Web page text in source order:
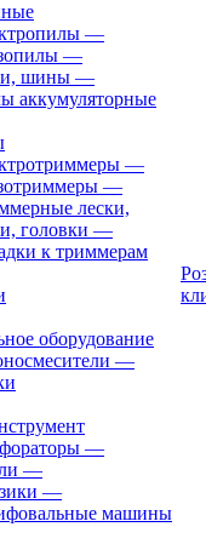
—
—
шины —
аккумуляторные
—
—
лески,
головки —
к триммерам
оборудование
—
—
—
—
машины